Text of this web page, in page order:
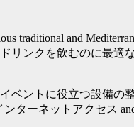
traditional and
リンクを飲むのに最適
ベントに役立つ設備の
インターネットアクセス